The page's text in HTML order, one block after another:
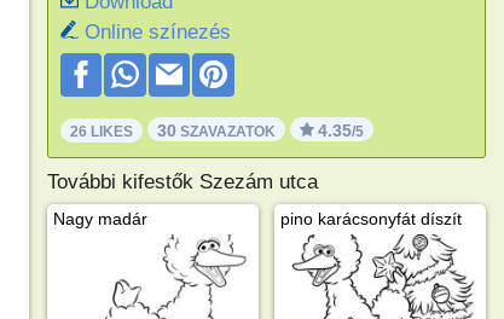
Online színezés
26 LIKES 30 SZAVAZATOK 4.35/5
További kifestők Szezám utca
Nagy madár pino karácsonyfát díszít